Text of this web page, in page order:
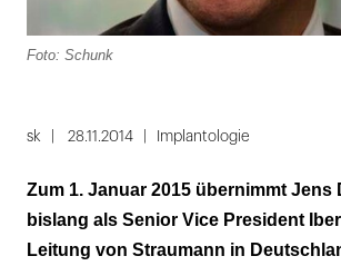
Foto: Schunk
sk 28.11.2014 Implantologie
Zum 1. Januar 2015 übernimmt Jens
bislang als Senior Vice President
Leitung von Straumann in